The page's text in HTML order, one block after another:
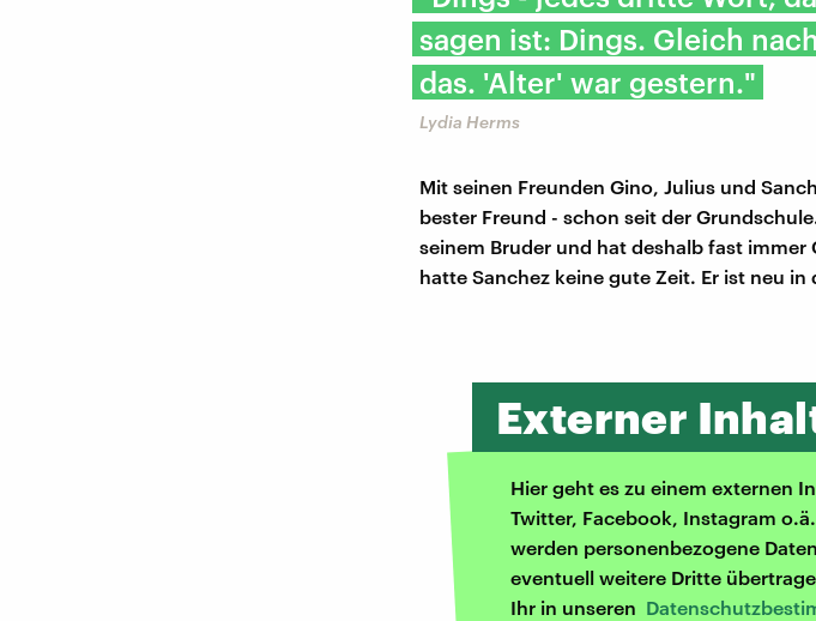
sagen ist: Dings. Gleich
das. 'Alter' war gestern."
Lydia Herms
Mit seinen Freunden Gino, Julius und
bester Freund - schon seit der
seinem Bruder und hat deshalb fast immer
hatte Sanchez keine gute Zeit. Er ist neu in
Externer
Hier geht es zu einem externen
Twitter, Facebook, Instagram
werden personenbezogene
eventuell weitere Dritte
Ihr in unseren